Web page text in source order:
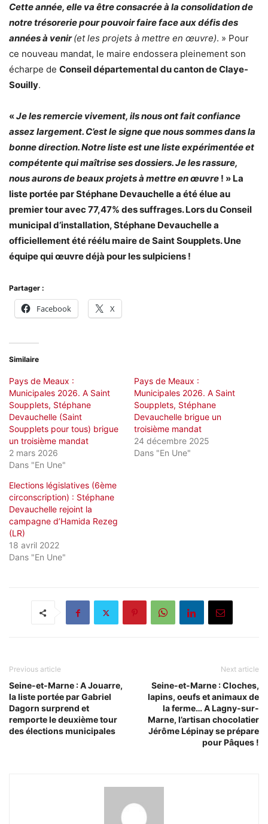
Cette année, elle va être consacrée à la consolidation de
notre trésorerie pour pouvoir faire face aux défis des
années à venir(et les projets à mettre en œuvre). » Pour
ce nouveau mandat, le maire endossera pleinement son
écharpe de Conseil départemental du canton de Claye-
Souilly.
«Je les remercie vivement, ils nous ont fait confiance
assez largement. C’est le signe que nous sommes dans la
bonne direction. Notre liste est une liste expérimentée et
compétente qui maîtrise ses dossiers. Je les rassure,
nous aurons de beaux projets à mettre en œuvre ! » La
liste portée par Stéphane Devauchelle a été élue au
premier tour avec 77,47% des suffrages. Lors du Conseil
municipal d’installation, Stéphane Devauchelle a
officiellement été réélu maire de Saint Soupplets. Une
équipe qui œuvre déjà pour les sulpiciens !
Partager :
Facebook X
Similaire
Pays de Meaux :
Municipales 2026. A Saint
Soupplets, Stéphane
Devauchelle (Saint
Soupplets pour tous) brigue
un troisième mandat
2 mars 2026
Dans "En Une"
Pays de Meaux :
Municipales 2026. A Saint
Soupplets, Stéphane
Devauchelle brigue un
troisième mandat
24 décembre 2025
Dans "En Une"
Elections législatives (6ème
circonscription) : Stéphane
Devauchelle rejoint la
campagne d’Hamida Rezeg
(LR)
18 avril 2022
Dans "En Une"
Previous article
Seine-et-Marne : A Jouarre,
la liste portée par Gabriel
Dagorn surprend et
remporte le deuxième tour
des élections municipales
Next article
Seine-et-Marne : Cloches,
lapins, oeufs et animaux de
la ferme… A Lagny-sur-
Marne, l’artisan chocolatier
Jérôme Lépinay se prépare
pour Pâques !